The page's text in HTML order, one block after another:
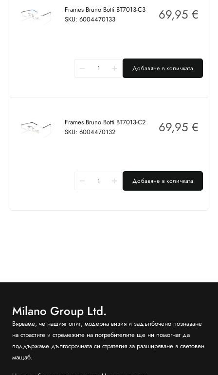
Frames Bruno Botti BT7013-C3
SKU: 6004470133
69,95 €
Добавяне в количката
Frames Bruno Botti BT7013-C2
SKU: 6004470132
69,95 €
Добавяне в количката
Milano Group Ltd.
Вярваме, че нашият опит, модерна визия и задълбочено познаване
на страстите и стремежите на потребителите ще ни помогнат да
поддържаме дългосрочната си стратегия за разширяване в световен
мащаб.